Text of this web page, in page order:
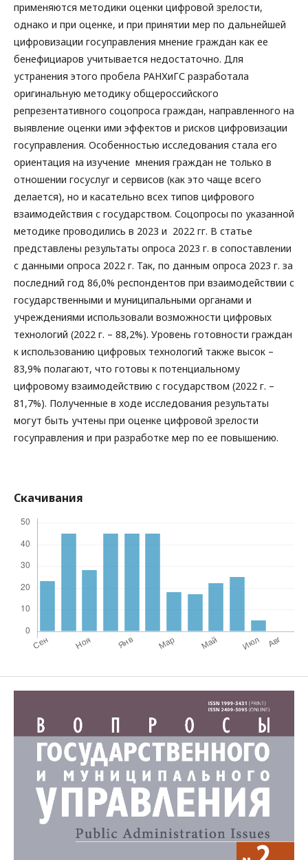
применяются методики оценки цифровой зрелости,
однако и при оценке, и при принятии мер по дальнейшей
цифровизации госуправления мнение граждан как ее
бенефициаров учитывается недостаточно. Для
устранения этого пробела РАНХиГС разработала
оригинальную методику общероссийского
репрезентативного соцопроса граждан, направленного на
выявление оценки ими эффектов и рисков цифровизации
госуправления. Особенностью исследования стала его
ориентация на изучение мнения граждан не только в
отношении госуслуг и сервисов (как это чаще всего
делается), но и касательно всех типов цифрового
взаимодействия с государством. Соцопросы по указанной
методике проводились в 2023 и 2022 гг. В статье
представлены результаты опроса 2023 г. в сопоставлении
с данными опроса 2022 г. Так, по данным опроса 2023 г. за
последний год 86,0% респондентов при взаимодействии с
государственными и муниципальными органами и
учреждениями использовали возможности цифровых
технологий (2022 г. – 88,2%). Уровень готовности граждан
к использованию цифровых технологий также высок –
83,9% полагают, что готовы к потенциальному
цифровому взаимодействию с государством (2022 г. –
81,7%). Полученные в ходе исследования результаты
могут быть учтены при оценке цифровой зрелости
госуправления и при разработке мер по ее повышению.
Скачивания